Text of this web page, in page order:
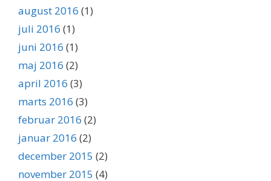
august 2016 (1)
juli 2016 (1)
juni 2016 (1)
maj 2016 (2)
april 2016 (3)
marts 2016 (3)
februar 2016 (2)
januar 2016 (2)
december 2015 (2)
november 2015 (4)